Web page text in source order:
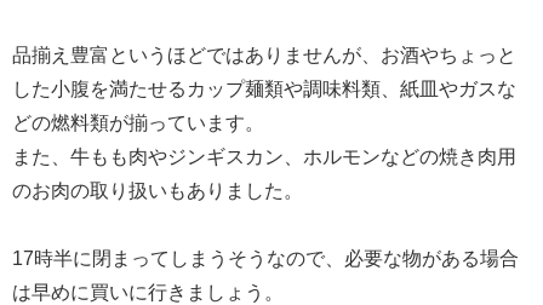
品揃え豊富というほどではありませんが、お酒やちょっと
した小腹を満たせるカップ麺類や調味料類、紙皿やガスな
どの燃料類が揃っています。
また、牛もも肉やジンギスカン、ホルモンなどの焼き肉用
のお肉の取り扱いもありました。
17時半に閉まってしまうそうなので、必要な物がある場合
は早めに買いに行きましょう。